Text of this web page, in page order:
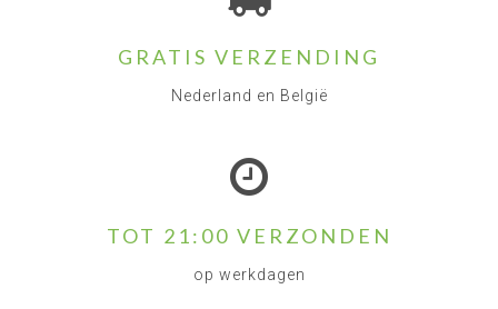
GRATIS VERZENDING
Nederland en België
TOT 21:00 VERZONDEN
op werkdagen